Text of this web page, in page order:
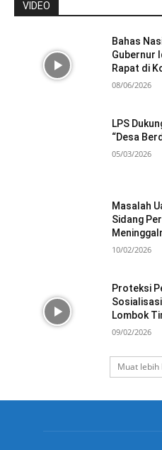
VIDEO
Bahas
Gubernur
Rapat di
08/06/2026
LPS
“Desa
05/03/2026
Masalah
Sidang
10/02/2026
Proteksi
Lombok
09/02/2026
Muat lebih